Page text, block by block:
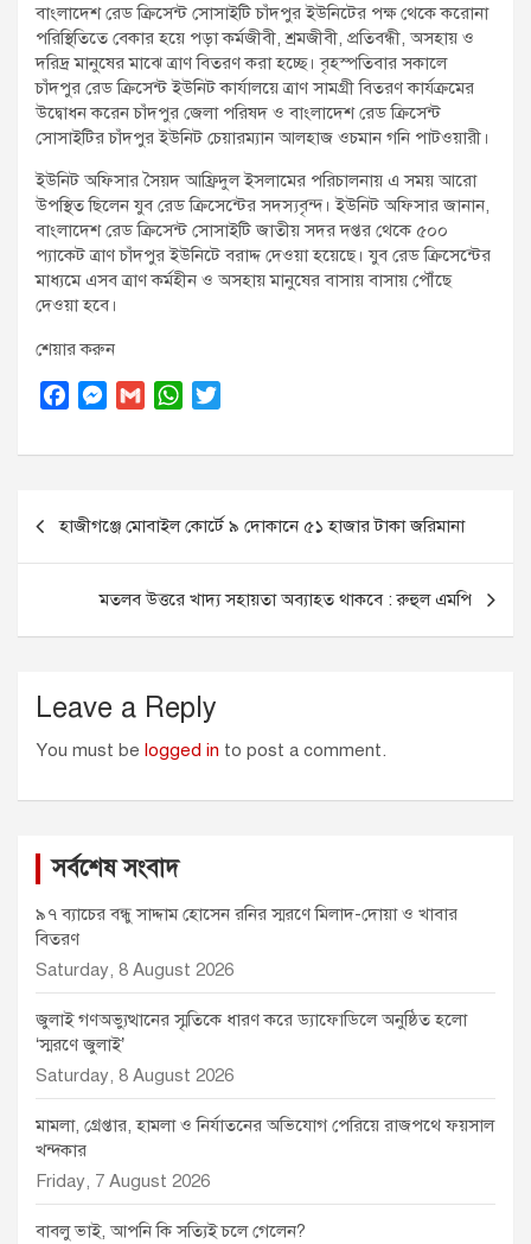
t
:
বাংলাদেশ রেড ক্রিসেন্ট সোসাইটি চাঁদপুর ইউনিটের পক্ষ থেকে করোনা
পরিস্থিতিতে বেকার হয়ে পড়া কর্মজীবী, শ্রমজীবী, প্রতিবন্ধী, অসহায় ও
দরিদ্র মানুষের মাঝে ত্রাণ বিতরণ করা হচ্ছে। বৃহস্পতিবার সকালে
চাঁদপুর রেড ক্রিসেন্ট ইউনিট কার্যালয়ে ত্রাণ সামগ্রী বিতরণ কার্যক্রমের
উদ্বোধন করেন চাঁদপুর জেলা পরিষদ ও বাংলাদেশ রেড ক্রিসেন্ট
সোসাইটির চাঁদপুর ইউনিট চেয়ারম্যান আলহাজ ওচমান গনি পাটওয়ারী।
ইউনিট অফিসার সৈয়দ আফ্রিদুল ইসলামের পরিচালনায় এ সময় আরো
উপস্থিত ছিলেন যুব রেড ক্রিসেন্টের সদস্যবৃন্দ। ইউনিট অফিসার জানান,
বাংলাদেশ রেড ক্রিসেন্ট সোসাইটি জাতীয় সদর দপ্তর থেকে ৫০০
প্যাকেট ত্রাণ চাঁদপুর ইউনিটে বরাদ্দ দেওয়া হয়েছে। যুব রেড ক্রিসেন্টের
মাধ্যমে এসব ত্রাণ কর্মহীন ও অসহায় মানুষের বাসায় বাসায় পৌঁছে
দেওয়া হবে।
শেয়ার করুন
c
o
o
M
s
n
g
e
G
a
W
a
A
p
p
i
t
e
r
navigation
হাজীগঞ্জে মোবাইল কোর্টে ৯ দোকানে ৫১ হাজার টাকা জরিমানা
মতলব উত্তরে খাদ্য সহায়তা অব্যাহত থাকবে : রুহুল এমপি
Leave a Reply
You must be logged in to post a comment.
সর্বশেষ সংবাদ
৯৭ ব্যাচের বন্ধু সাদ্দাম হোসেন রনির স্মরণে মিলাদ-দোয়া ও খাবার
বিতরণ
Saturday, 8 August 2026
জুলাই গণঅভ্যুত্থানের স্মৃতিকে ধারণ করে ড্যাফোডিলে অনুষ্ঠিত হলো
‘স্মরণে জুলাই’
Saturday, 8 August 2026
মামলা, গ্রেপ্তার, হামলা ও নির্যাতনের অভিযোগ পেরিয়ে রাজপথে ফয়সাল
খন্দকার
Friday, 7 August 2026
বাবলু ভাই, আপনি কি সত্যিই চলে গেলেন?